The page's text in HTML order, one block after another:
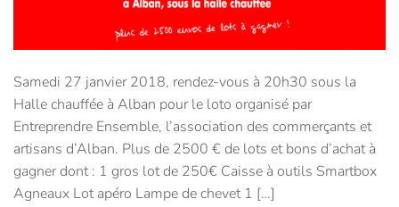
Samedi 27 janvier 2018, rendez-vous à 20h30 sous la
Halle chauffée à Alban pour le loto organisé par
Entreprendre Ensemble, l’association des commerçants et
artisans d’Alban. Plus de 2500 € de lots et bons d’achat à
gagner dont : 1 gros lot de 250€ Caisse à outils Smartbox
Agneaux Lot apéro Lampe de chevet 1 […]